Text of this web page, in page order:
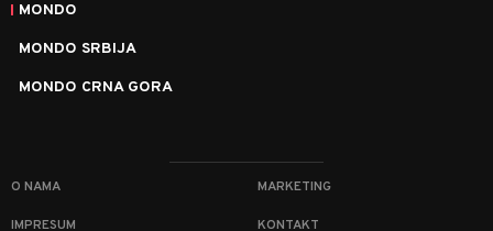
MONDO
MONDO SRBIJA
MONDO CRNA GORA
O NAMA MARKETING
IMPRESUM KONTAKT